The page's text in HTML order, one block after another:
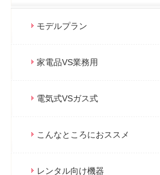
モデルプラン
家電品VS業務用
電気式VSガス式
こんなところにおススメ
レンタル向け機器